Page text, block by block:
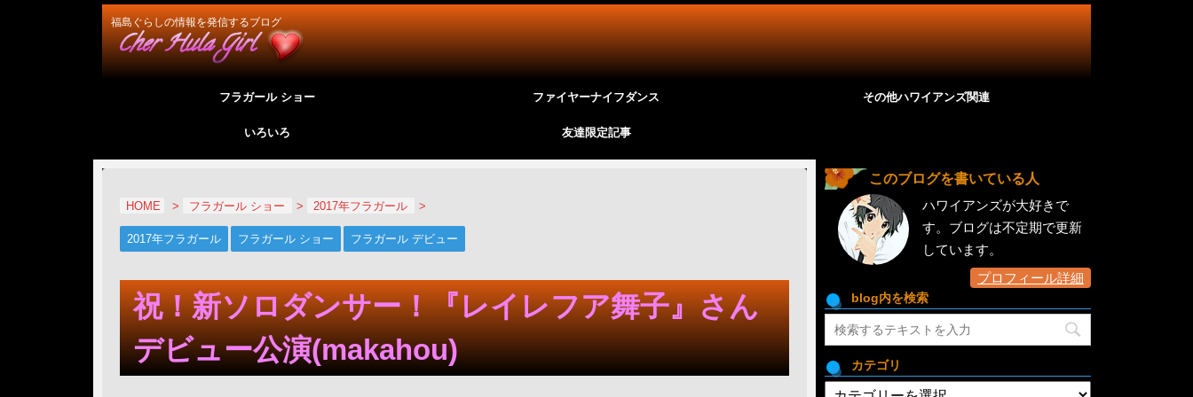
福島ぐらしの情報を発信するブログ
フラガール ショー ファイヤーナイフダンス その他ハワイアンズ関連
いろいろ 友達限定記事
HOME > フラガール ショー > 2017年フラガール >
2017年フラガール フラガール ショー フラガール デビュー
祝！新ソロダンサー！『レイレフア舞子』さん
デビュー公演(makahou)
このブログを書いている人
ハワイアンズが大好きで
す。ブログは不定期で更新
しています。
プロフィール詳細
blog内を検索
カテゴリ